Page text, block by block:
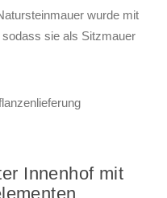
wurde mit
sie als Sitzmauer
Innenhof mit